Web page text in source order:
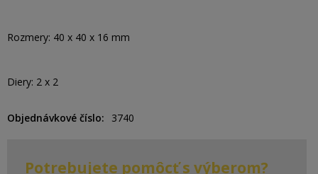
Rozmery: 40 x 40 x 16 mm
Diery: 2 x 2
Objednávkové číslo 3740
Potrebujete pomôcť s výberom?